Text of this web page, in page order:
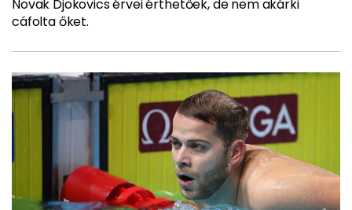
Novak Djokovics érvei érthetőek, de nem akárki
cáfolta őket.